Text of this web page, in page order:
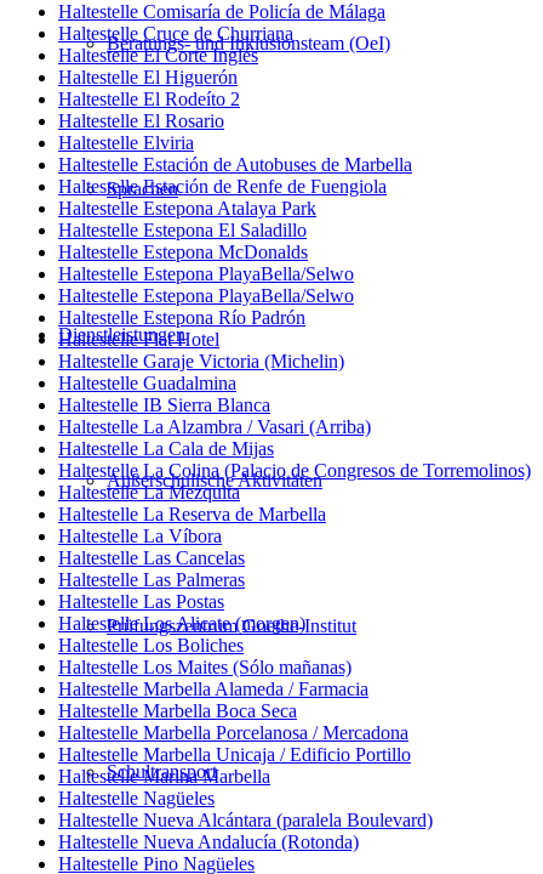
Beratungs- und Inklusionsteam (OeI)
Sprachen
Dienstleistungen
Außerschulische Aktivitäten
Prüfungszentrum Goethe-Institut
Schultransport
Haltestelle Comisaría de Policía de Málaga
Haltestelle Cruce de Churriana
Haltestelle El Corte Inglés
Haltestelle El Higuerón
Haltestelle El Rodeíto 2
Haltestelle El Rosario
Haltestelle Elviria
Haltestelle Estación de Autobuses de Marbella
Haltestelle Estación de Renfe de Fuengiola
Haltestelle Estepona Atalaya Park
Haltestelle Estepona El Saladillo
Haltestelle Estepona McDonalds
Haltestelle Estepona PlayaBella/Selwo
Haltestelle Estepona PlayaBella/Selwo
Haltestelle Estepona Río Padrón
Haltestelle Flat Hotel
Haltestelle Garaje Victoria (Michelin)
Haltestelle Guadalmina
Haltestelle IB Sierra Blanca
Haltestelle La Alzambra / Vasari (Arriba)
Haltestelle La Cala de Mijas
Haltestelle La Colina (Palacio de Congresos de Torremolinos)
Haltestelle La Mezquita
Haltestelle La Reserva de Marbella
Haltestelle La Víbora
Haltestelle Las Cancelas
Haltestelle Las Palmeras
Haltestelle Las Postas
Haltestelle Los Alicate (morgen)
Haltestelle Los Boliches
Haltestelle Los Maites (Sólo mañanas)
Haltestelle Marbella Alameda / Farmacia
Haltestelle Marbella Boca Seca
Haltestelle Marbella Porcelanosa / Mercadona
Haltestelle Marbella Unicaja / Edificio Portillo
Haltestelle Marina Marbella
Haltestelle Nagüeles
Haltestelle Nueva Alcántara (paralela Boulevard)
Haltestelle Nueva Andalucía (Rotonda)
Haltestelle Pino Nagüeles